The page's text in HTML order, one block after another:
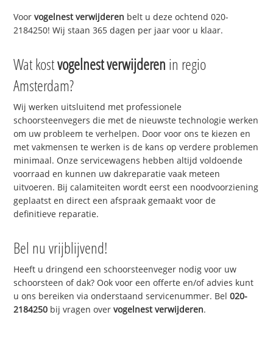
Voorvogelnest verwijderen belt u deze ochtend 020-
2184250! Wij staan 365 dagen per jaar voor u klaar.
Wat kostvogelnest verwijderen in regio
Amsterdam?
Wij werken uitsluitend met professionele
schoorsteenvegers die met de nieuwste technologie werken
om uw probleem te verhelpen. Door voor ons te kiezen en
met vakmensen te werken is de kans op verdere problemen
minimaal. Onze servicewagens hebben altijd voldoende
voorraad en kunnen uw dakreparatie vaak meteen
uitvoeren. Bij calamiteiten wordt eerst een noodvoorziening
geplaatst en direct een afspraak gemaakt voor de
definitieve reparatie.
Bel nu vrijblijvend!
Heeft u dringend een schoorsteenveger nodig voor uw
schoorsteen of dak? Ook voor een offerte en/of advies kunt
u ons bereiken via onderstaand servicenummer. Bel020-
2184250 bij vragen overvogelnest verwijderen.